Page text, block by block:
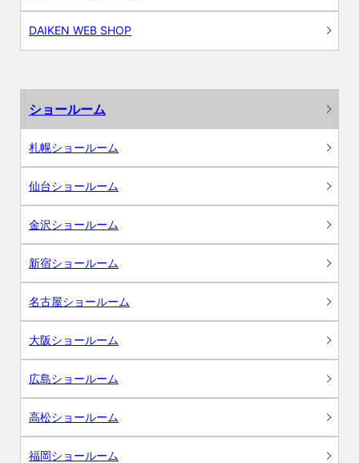
DAIKEN WEB SHOP
ショールーム
札幌ショールーム
仙台ショールーム
金沢ショールーム
新宿ショールーム
名古屋ショールーム
大阪ショールーム
広島ショールーム
高松ショールーム
福岡ショールーム